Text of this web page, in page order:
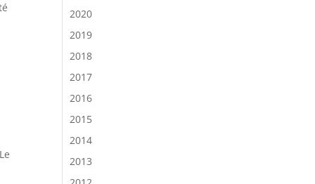
2020
2019
2018
2017
2016
2015
2014
2013